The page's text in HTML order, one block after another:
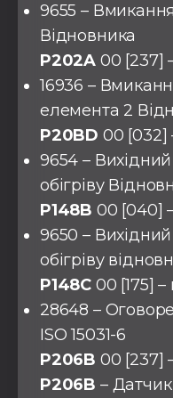
9655 – Вмикання
Відновника
P202A 00 [237]
16936 –
елемента 2
P20BD 00 [032]
9654 –
обігріву
P148B 00 [040]
9650 –
обігріву
P148C 00 [175] –
28648 –
ISO 15031-6
P206B 00 [237]
P206B – Датчик